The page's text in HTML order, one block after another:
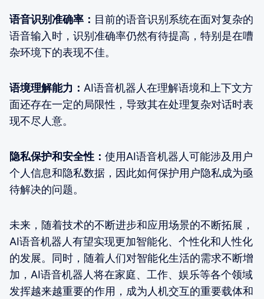
语音识别准确率： 目前的语音识别系统在面对复杂的
语音输入时，识别准确率仍然有待提高，特别是在嘈
杂环境下的表现不佳。
语境理解能力： AI语音机器人在理解语境和上下文方
面还存在一定的局限性，导致其在处理复杂对话时表
现不尽人意。
隐私保护和安全性： 使用AI语音机器人可能涉及用户
个人信息和隐私数据，因此如何保护用户隐私成为亟
待解决的问题。
未来，随着技术的不断进步和应用场景的不断拓展，
AI语音机器人有望实现更加智能化、个性化和人性化
的发展。同时，随着人们对智能化生活的需求不断增
加，AI语音机器人将在家庭、工作、娱乐等各个领域
发挥越来越重要的作用，成为人机交互的重要载体和